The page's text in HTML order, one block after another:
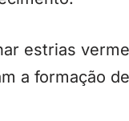
estrias
a formação